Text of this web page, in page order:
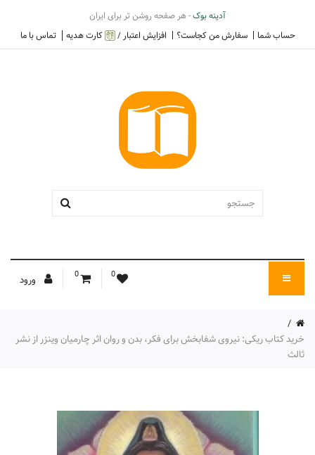
آدینه بوک- هر صفحه روشن تر برای ایران
حساب شما
سفارش من کجاست؟ افزایش اعتبار / کارت هدیه تماس با ما
0
0 ورود
خرید کتاب ریکی: نیروی شفابخش برای فکر، بدن و روان اثر چارمیان وینزر از نشر
ثالث